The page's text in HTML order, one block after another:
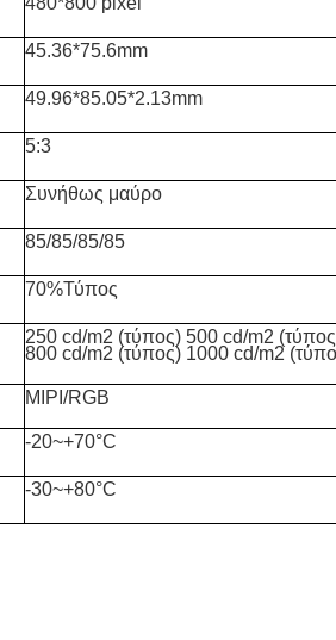
45.36*75.6mm
49.96*85.05*2.13mm
5:3
Συνήθως μαύρο
85/85/85/85
70%Τύπος
250 cd/m2 (τύπος) 500 cd/m2
800 cd/m2 (τύπος) 1000 cd/m2
MIPI/RGB
-20~+70°C
-30~+80°C